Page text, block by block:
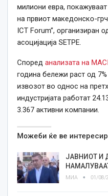
милиони евра,
на првиот македонско-
ICT Forum”, организиран
асоцијација SETPE.
Според анализата на
година бележи раст од
извозот во однос на
индустријата работат
3.367 активни компании.
Можеби ќе ве
ЈАВНИОТ И
МИА 01/08/